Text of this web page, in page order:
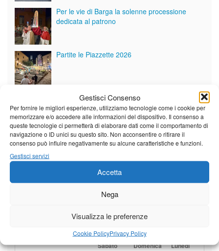
Gestisci Consenso
Per fornire le migliori esperienze, utilizziamo tecnologie come i cookie per
memorizzare e/o accedere alle informazioni del dispositivo. Il consenso a
queste tecnologie ci permetterà di elaborare dati come il comportamento di
navigazione o ID unici su questo sito. Non acconsentire o ritirare il
consenso può influire negativamente su alcune caratteristiche e funzioni.
Gestisci servizi
Accetta
Nega
Visualizza le preferenze
Cookie PolicyPrivacy Policy
Per le vie di Barga la solenne processione
dedicata al patrono
Partite le Piazzette 2026
Vedi tutti i servizi
Meteo
settimana. temperature ancora
stagionali
Sabato Domenica Lunedì